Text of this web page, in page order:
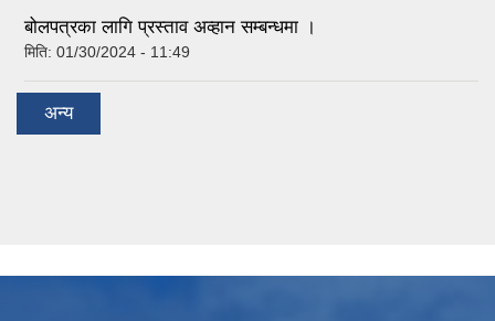
बोलपत्रका लागि प्रस्ताव अव्हान सम्बन्धमा ।
मिति: 01/30/2024 - 11:49
अन्य